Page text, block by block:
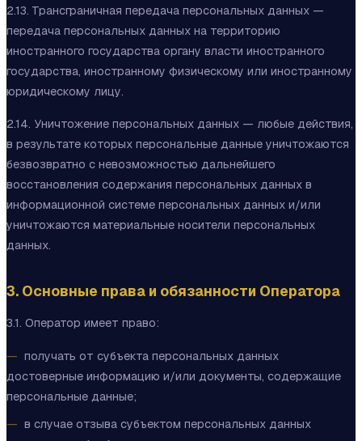
2.13. Трансграничная передача персональных данных —
передача персональных данных на территорию
иностранного государства органу власти иностранного
государства, иностранному физическому или иностранному
юридическому лицу.
2.14. Уничтожение персональных данных — любые действия,
в результате которых персональные данные уничтожаются
безвозвратно с невозможностью дальнейшего
восстановления содержания персональных данных в
информационной системе персональных данных и/или
уничтожаются материальные носители персональных
данных.
3. Основные права и обязанности Оператора
3.1. Оператор имеет право:
получать от субъекта персональных данных
достоверные информацию и/или документы, содержащие
персональные данные;
в случае отзыва субъектом персональных данных